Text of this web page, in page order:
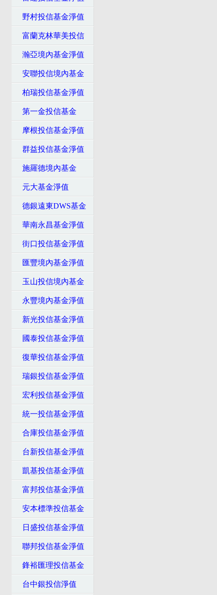
野村投信基金淨值
富蘭克林華美投信
瀚亞境內基金淨值
安聯投信境內基金
柏瑞投信基金淨值
第一金投信基金
摩根投信基金淨值
群益投信基金淨值
施羅德境內基金
元大基金淨值
德銀遠東DWS基金
華南永昌基金淨值
街口投信基金淨值
匯豐境內基金淨值
玉山投信境內基金
永豐境內基金淨值
新光投信基金淨值
國泰投信基金淨值
復華投信基金淨值
瑞銀投信基金淨值
宏利投信基金淨值
統一投信基金淨值
合庫投信基金淨值
台新投信基金淨值
凱基投信基金淨值
富邦投信基金淨值
安本標準投信基金
日盛投信基金淨值
聯邦投信基金淨值
鋒裕匯理投信基金
台中銀投信淨值